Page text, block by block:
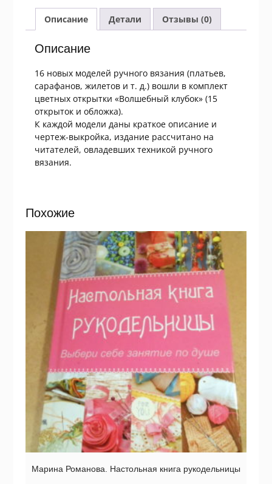
Описание Детали Отзывы (0)
Описание
16 новых моделей ручного вязания (платьев,
сарафанов, жилетов и т. д.) вошли в комплект
цветных открытки «Волшебный клубок» (15
открыток и обложка).
К каждой модели даны краткое описание и
чертеж-выкройка, издание рассчитано на
читателей, овладевших техникой ручного
вязания.
Похожие
Марина Романова. Настольная книга рукодельницы